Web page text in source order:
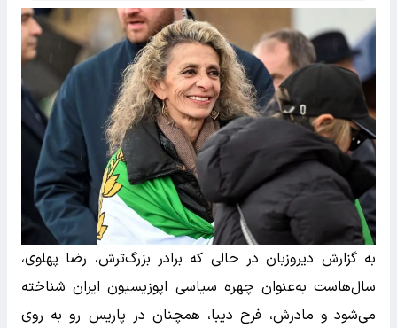
به گزارش دیروزبان در حالی که برادر بزرگ‌ترش، رضا پهلوی،
سال‌هاست به‌عنوان چهره سیاسی اپوزیسیون ایران شناخته
می‌شود و مادرش، فرح دیبا، همچنان در پاریس رو به روی